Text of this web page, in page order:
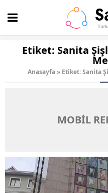
Etiket: Sanita
Anasayfa» Etiket: Sanita
MOBİL